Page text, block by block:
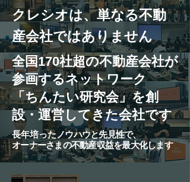
クレシオは、単なる不動
産会社ではありません
全国170社超の不動産会社が
参画するネットワーク
「ちんたい研究会」を創
設・運営してきた会社です
長年培った ​ノウハウと先見性で、
オーナーさまの不動産収益を最大化します